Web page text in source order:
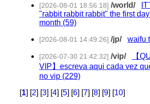
[2026-08-01 18:56:18] /world/
"rabbit rabbit rabbit" the first
month (59)
[2026-08-01 14:49:26] /jp/ waifu
[2026-07-30 21:42:32] /vip/
【
VIP】escreva aqui cada vez
no vip (229)
[1] [2] [3] [4] [5] [6] [7] [8] [9] [10]